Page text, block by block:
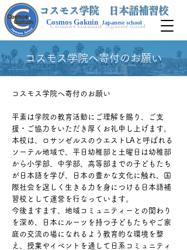
​コスモス学院 日本語補習校
Cosmos Gakuin Japanese school
コスモス学院へ寄付のお願い
コスモス学院へ寄付のお願い
平素は学院の教育活動にご理解を賜り、ご支
援・ご協力をいただき厚くお礼申し上げます。
本校は、ロサンゼルスのウエストLAと呼ばれる
ソーテル地域で、平日幼稚部と土曜日は幼稚部
から小学部、中学部、高等部までの子どもたち
が日本語を学び、日本の豊かな文化に触れ、国
際社会を逞しく生きる力を身につける日本語補
習校として運営を行なっています。
今後ますます、地域コミュニティーとの関わり
を深め、日本にルーツを持つ子どもたちやご家
庭の交流の場になれるよう教育的な環境を整
え、授業やイベントを通して日系コミュニティ